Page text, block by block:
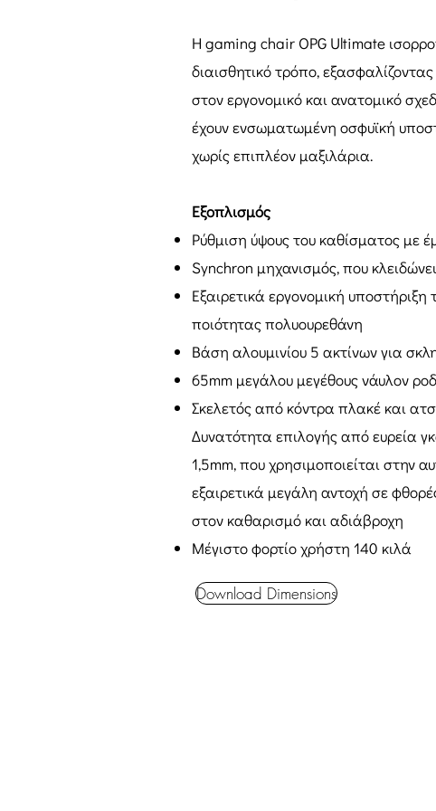
Η gaming chair OPG Ultimate
διαισθητικό τρόπο,
στον εργονομικό και ανατομικό
έχουν ενσωματωμένη οσφυϊκή
χωρίς επιπλέον μαξιλάρια.
Εξοπλισμός
Ρύθμιση ύψους του καθίσματος με
Synchron μηχανισμός, που
Εξαιρετικά εργονομική
ποιότητας πολυουρεθάνη
Βάση αλουμινίου 5 ακτίνων για
65mm μεγάλου μεγέθους νάυλον
Σκελετός από κόντρα πλακέ και
Δυνατότητα επιλογής από ευρεία
1,5mm, που χρησιμοποιείται στην
εξαιρετικά μεγάλη αντοχή σε
στον καθαρισμό και αδιάβροχη
Μέγιστο φορτίο χρήστη 140 κιλά
Download Dimensions